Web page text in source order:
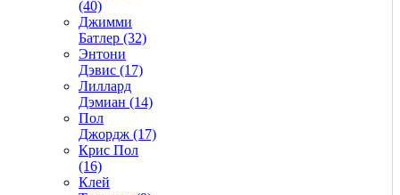
(40)
Джимми
Батлер (32)
Энтони
Дэвис (17)
Лиллард
Дэмиан (14)
Пол
Джордж (17)
Крис Пол
(16)
Клей